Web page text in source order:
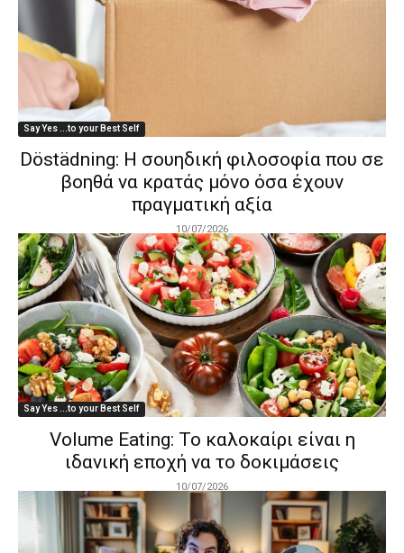
Say Yes ...to your Best Self
Döstädning: Η σουηδική φιλοσοφία που σε
βοηθά να κρατάς μόνο όσα έχουν
πραγματική αξία
10/07/2026
Say Yes ...to your Best Self
Volume Eating: To καλοκαίρι είναι η
ιδανική εποχή να το δοκιμάσεις
10/07/2026